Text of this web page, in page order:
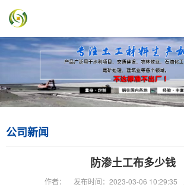
公司新闻
防渗土工布多少钱
作者： 发布时间：2023-03-06 10:29:35